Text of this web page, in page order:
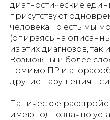
диагностические
присутствуют
человека. То есть мы
(опираясь на
из этих диагнозов,
Возможны и более
помимо ПР и
другие нарушения
Паническое
имеют однозначно